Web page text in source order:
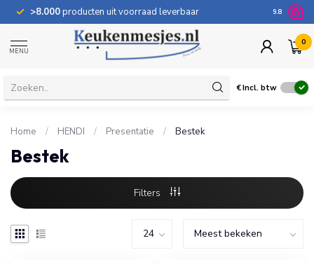
>8.000producten uit voorraad leverbaar 100
9.8
MENU
0
€Incl. btw
Home / HENDI / Presentatie / Bestek
Bestek
Filters